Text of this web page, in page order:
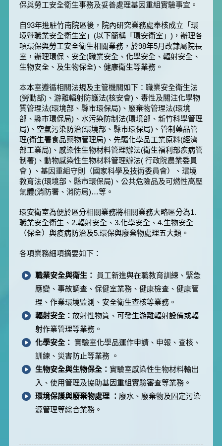
保與勞工安全衛生事務及妥善處理基因重組實驗事宜。
自93年進駐竹南院區後，院內研究業務處奉核成立「環
境暨職業安全衛生室」(以下簡稱「環安衛室」)，辦理各
項環保與勞工安全衛生相關業務，於98年5月改隸屬院長
室，辦理環保、安全(職業安全、化學安全、輻射安全、
生物安全、及生物保全)、健康衛生等業務。
本本室遵循相關法規及主管機關如下：職業安全衛生法
(勞動部)、游離輻射防護法(核安會)、毒性及關注化學物
質管理法(環境部、縣市環保局)、廢棄物管理法(環境
部、縣市環保局)、水污染防制法(環境部、新竹科學管理
局)、空氣污染防治(環境部、縣市環保局)、管制藥品管
理(衛生署食品藥物管理局)、先驅化學品工業原料(經濟
部工業局)、感染性生物材料管理辦法(衛生福利部疾病管
制署)、動物感染性生物材料管理辦法( 行政院農業委員
會 ) 、基因重組守則（國家科學及技術委員會）、環境
教育法(環境部、縣市環保局)、公共危險品及可燃性高壓
氣體(消防署、消防局)…等。
環安衛室為便於區分相關業務將相關業務大略區分為1.
職業安全衛生、2.輻射安全、3.化學安全、4.生物安全
（保全）與疫病防治及5.環保與廢棄物處理五大類。
各項業務細項摘要如下：
職業安全與衛生：
員工新進與在職教育訓練、緊急
應變、事故調查、保健室業務、健康檢查、健康管
理、作業環境監測、安全衛生查核等業務。
輻射安全：放射性物質、可發生游離輻射設備或輻
射作業管理等業務。
化學安全： 實驗室化學品運作申請、申報、查核、
訓練、災害防止等業務 。
生物安全與生物保全：實驗室感染性生物材料輸出
入、使用管理及協助基因重組實驗審查等業務。
環境保護與廢棄物處理 ： 廢水、廢棄物及固定污染
源管理等綜合業務。